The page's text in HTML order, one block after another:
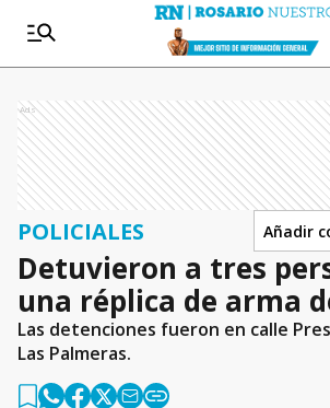
Ads
POLICIALES Añadir
Detuvieron a tres
una réplica de arma
Las detenciones fueron en calle
Las Palmeras.